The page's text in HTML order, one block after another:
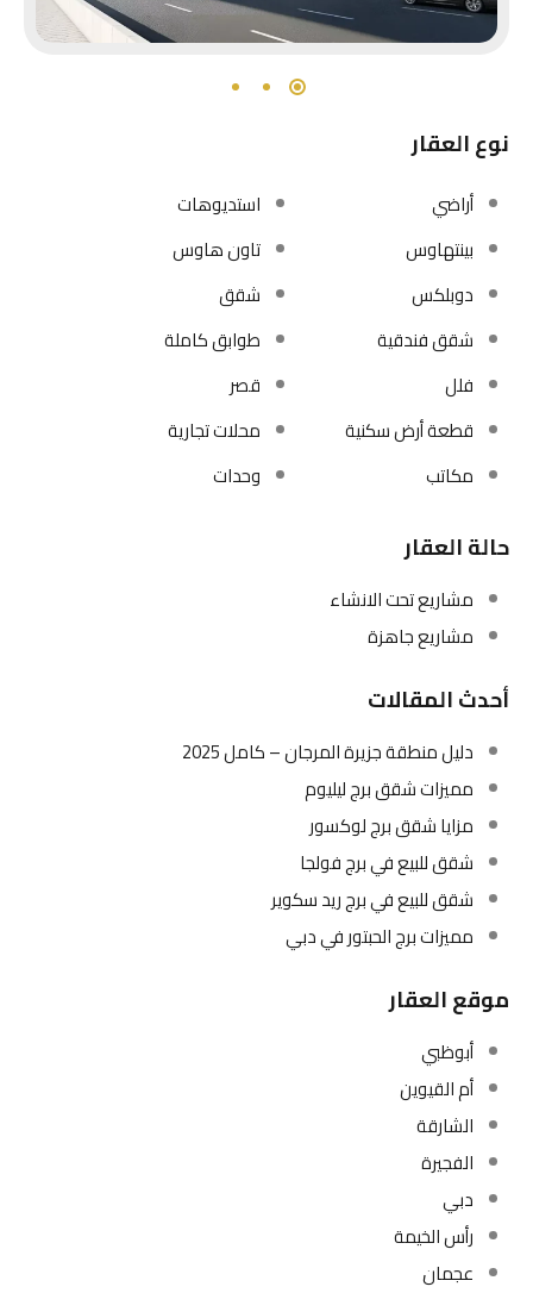
نوع العقار
أراضي
استديوهات
بينتهاوس
تاون هاوس
دوبلكس
شقق
شقق فندقية
طوابق كاملة
فلل
قصر
قطعة أرض سكنية
محلات تجارية
مكاتب
وحدات
حالة العقار
مشاريع تحت الانشاء
مشاريع جاهزة
أحدث المقالات
دليل منطقة جزيرة المرجان – كامل 2025
مميزات شقق برج ليليوم
مزايا شقق برج لوكسور
شقق للبيع في برج فولجا
شقق للبيع في برج ريد سكوير
مميزات برج الحبتور في دبي
موقع العقار
أبوظبي
أم القيوين
الشارقة
الفجيرة
دبي
رأس الخيمة
عجمان